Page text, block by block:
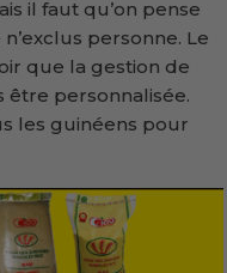
il faut qu’on pense
personne. Le
que la gestion de
personnalisée.
les guinéens pour